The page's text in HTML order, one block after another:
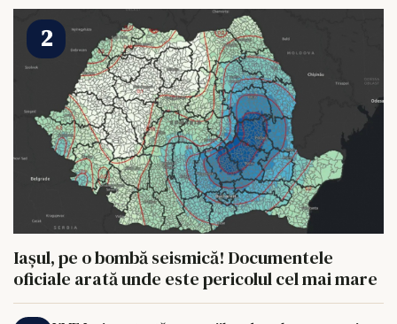
Iașul, pe o bombă seismică! Documentele
oficiale arată unde este pericolul cel mai mare